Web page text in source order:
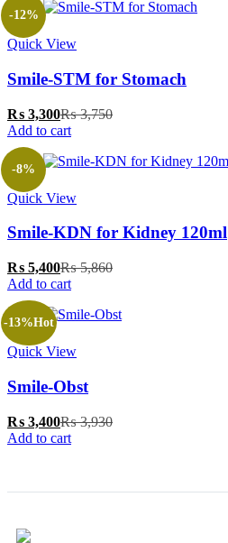
-12%
Quick View
‎Smile-STM for Stomach
₨ 3,300₨3,750
Add to cart
-8%
Quick View
‎Smile-KDN for Kidney 120ml
₨ 5,400₨5,860
Add to cart
-13%Hot
Quick View
Smile-Obst
₨ 3,400₨3,930
Add to cart